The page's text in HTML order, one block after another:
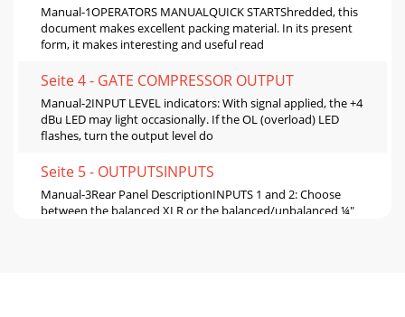
Manual-1OPERATORS MANUALQUICK STARTShredded, this
document makes excellent packing material. In its present
form, it makes interesting and useful read
Seite 4 - GATE COMPRESSOR OUTPUT
Manual-2INPUT LEVEL indicators: With signal applied, the +4
dBu LED may light occasionally. If the OL (overload) LED
ﬂashes, turn the output level do
Seite 5 - OUTPUTSINPUTS
Manual-3Rear Panel DescriptionINPUTS 1 and 2: Choose
between the balanced XLR or the balanced/unbalanced ¼"